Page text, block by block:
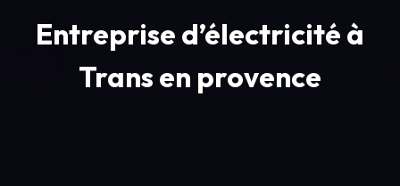
Entreprise d’électricité à
Trans en provence